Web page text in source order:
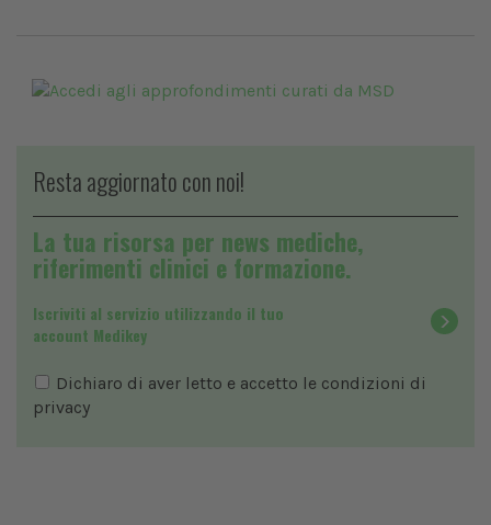
Resta aggiornato con noi!
La tua risorsa per news mediche,
riferimenti clinici e formazione.
Iscriviti al servizio utilizzando il tuo
account Medikey
Dichiaro di aver letto e accetto le condizioni di
privacy